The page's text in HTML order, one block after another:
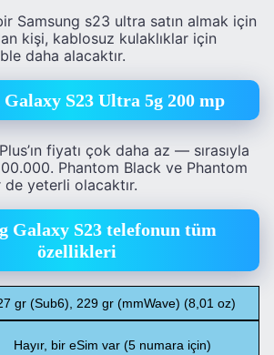
Samsung s23 ultra satın almak için
kişi, kablosuz kulaklıklar için
daha alacaktır.
Galaxy S23 Ultra 5g 200 mp
fiyatı çok daha az — sırasıyla
Phantom Black ve Phantom
yeterli olacaktır.
Galaxy S23 telefonun tüm
özellikleri
gr (Sub6), 229 gr (mmWave) (8,01 oz)
Hayır, bir eSim var (5 numara için)